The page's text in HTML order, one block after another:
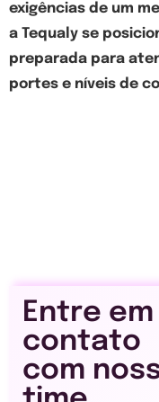
exigências de um
a Tequaly se
preparada para
portes e níveis de
Entre em
contato
com